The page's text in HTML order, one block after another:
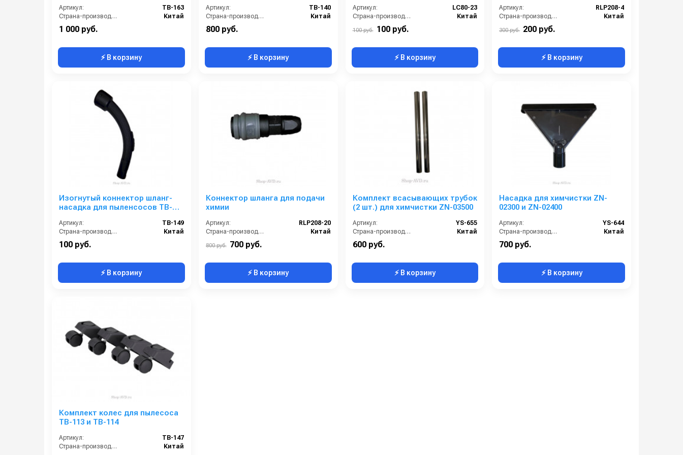
Артикул:
TB-163
Страна-производитель:
Китай
1 000 руб.
⚡ В корзину
Артикул:
TB-140
Страна-производитель:
Китай
800 руб.
⚡ В корзину
Артикул:
LC80-23
Страна-производитель:
Китай
100 руб. 100 руб.
⚡ В корзину
Артикул:
RLP208-4
Страна-производитель:
Китай
300 руб. 200 руб.
⚡ В корзину
Изогнутый коннектор шланг-
насадка для пыленсосов TB-
Артикул:
TB-149
Страна-производитель:
Китай
100 руб.
⚡ В корзину
Коннектор шланга для подачи
химии
Артикул:
RLP208-20
Страна-производитель:
Китай
800 руб. 700 руб.
⚡ В корзину
Комплект всасывающих трубок
(2 шт.) для химчистки ZN-03500
Артикул:
YS-655
Страна-производитель:
Китай
600 руб.
⚡ В корзину
Насадка для химчистки ZN-
02300 и ZN-02400
Артикул:
YS-644
Страна-производитель:
Китай
700 руб.
⚡ В корзину
Комплект колес для пылесоса
TB-113 и TB-114
Артикул:
TB-147
Страна-производитель:
Китай